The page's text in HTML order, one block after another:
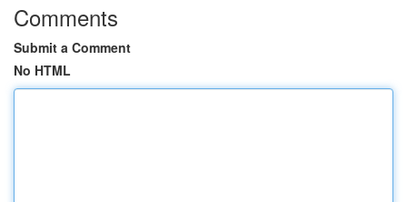
Comments
Submit a Comment
No HTML